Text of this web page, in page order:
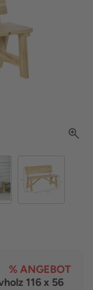
% ANGEBOT
116 x 56